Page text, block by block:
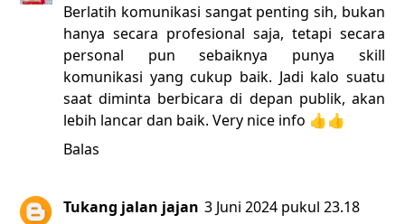
Berlatih komunikasi sangat penting sih, bukan
hanya secara profesional saja, tetapi secara
personal pun sebaiknya punya skill
komunikasi yang cukup baik. Jadi kalo suatu
saat diminta berbicara di depan publik, akan
lebih lancar dan baik. Very nice info 👍👍
Balas
Tukang jalan jajan 3 Juni 2024 pukul 23.18